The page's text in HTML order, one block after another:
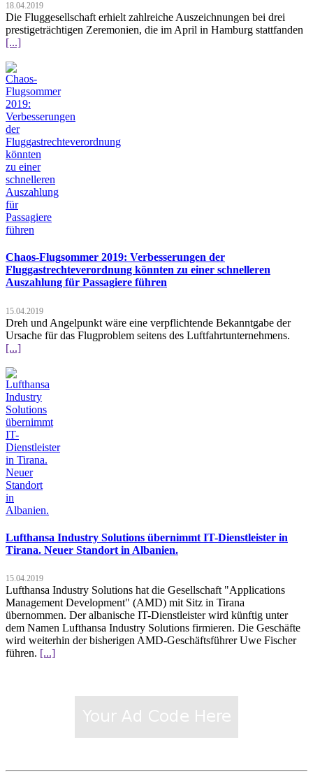
18.04.2019
Die Fluggesellschaft erhielt zahlreiche Auszeichnungen bei drei
prestigeträchtigen Zeremonien, die im April in Hamburg stattfanden
[...]
Chaos-Flugsommer 2019: Verbesserungen der
Fluggastrechteverordnung könnten zu einer schnelleren
Auszahlung für Passagiere führen
15.04.2019
Dreh und Angelpunkt wäre eine verpflichtende Bekanntgabe der
Ursache für das Flugproblem seitens des Luftfahrtunternehmens.
[...]
Lufthansa Industry Solutions übernimmt IT-Dienstleister in
Tirana. Neuer Standort in Albanien.
15.04.2019
Lufthansa Industry Solutions hat die Gesellschaft "Applications
Management Development" (AMD) mit Sitz in Tirana
übernommen. Der albanische IT-Dienstleister wird künftig unter
dem Namen Lufthansa Industry Solutions firmieren. Die Geschäfte
wird weiterhin der bisherigen AMD-Geschäftsführer Uwe Fischer
führen. [...]